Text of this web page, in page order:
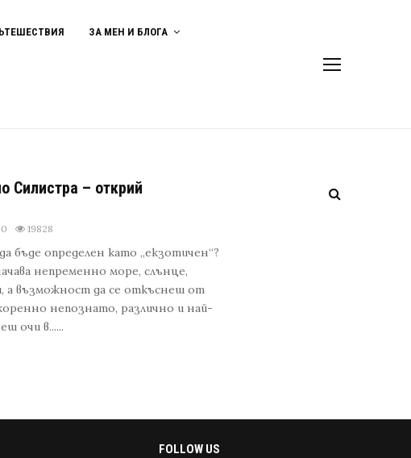
ЗА МЕН И БЛОГА
Силистра – открий
0 19828
бъде определен като „екзотичен“?
непременно море, слънце,
а възможност да се откъснеш от
непознато, различно и най-
очи в......
FOLLOW US